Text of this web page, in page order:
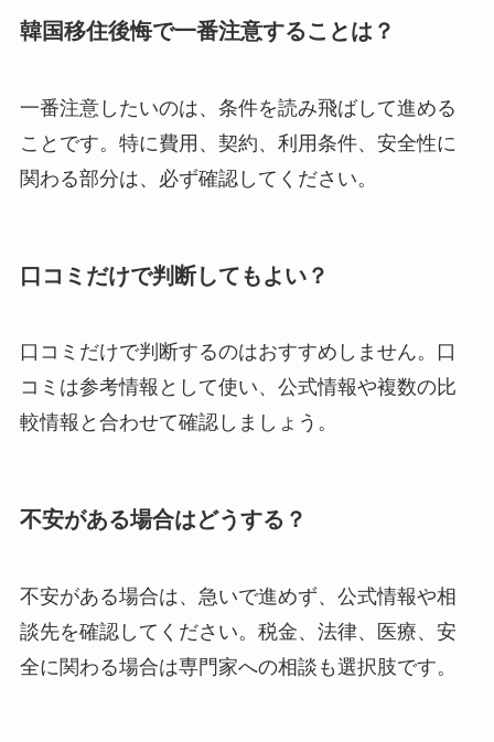
韓国移住後悔で一番注意することは？
一番注意したいのは、条件を読み飛ばして進める
ことです。特に費用、契約、利用条件、安全性に
関わる部分は、必ず確認してください。
口コミだけで判断してもよい？
口コミだけで判断するのはおすすめしません。口
コミは参考情報として使い、公式情報や複数の比
較情報と合わせて確認しましょう。
不安がある場合はどうする？
不安がある場合は、急いで進めず、公式情報や相
談先を確認してください。税金、法律、医療、安
全に関わる場合は専門家への相談も選択肢です。